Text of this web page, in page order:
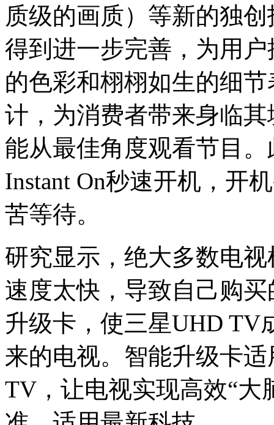
质级的画质）等新的独
得到进一步完善，为用
的色彩和栩栩如生的细
计，为消费者带来身临
能从最佳角度观看节目
Instant On秒速开机，开
苦等待。
研究显示，绝大多数电
速度太快，导致自己购
升级卡，使三星UHD TV
来的电视。智能升级卡
TV，让电视实现高效“大